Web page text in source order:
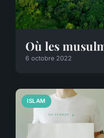
Où les
6 octobre 2022
ISLAM